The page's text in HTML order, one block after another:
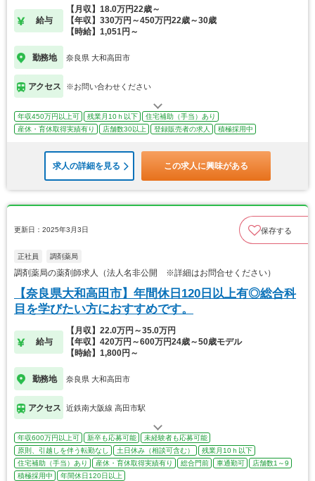
給与
【月収】18.0万円22歳～
【年収】330万円～450万円22歳～30歳
【時給】1,051円～
勤務地 奈良県 大和高田市
アクセス ※お問い合わせください
年収450万円以上可 残業月10ｈ以下
住宅補助（手当）あり
産休・育休取得実績有り
店舗数30以上 登録販売者の求人 積極採用中
求人の詳細を見る この求人に興味がある
更新日：2025年3月3日 保存する
正社員 調剤薬局
調剤薬局の薬剤師求人（法人名非公開 ※詳細はお問合せください）
【奈良県大和高田市】年間休日120日以上有◎総合科
目を学びたい方におすすめです。
給与
【月収】22.0万円～35.0万円
【年収】420万円～600万円24歳～50歳モデル
【時給】1,800円～
勤務地 奈良県 大和高田市
アクセス 近鉄南大阪線 高田市駅
年収600万円以上可 新卒も応募可能
未経験者も応募可能
原則、引越しを伴う転勤なし
土日休み（相談可含む）
残業月10ｈ以下
住宅補助（手当）あり
産休・育休取得実績有り 総合門前 車通勤可
店舗数1～9
積極採用中
年間休日120日以上